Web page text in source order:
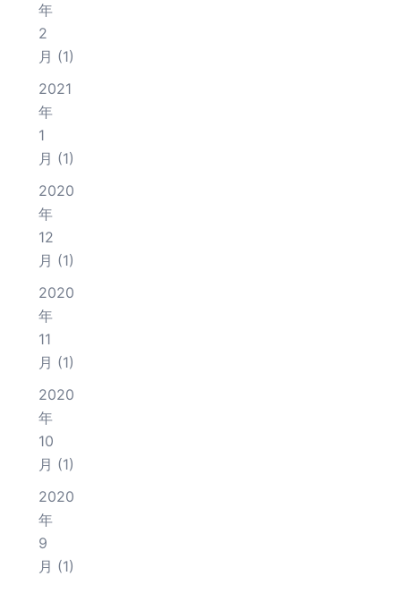
年
2
月 (1)
2021
年
1
月 (1)
2020
年
12
月 (1)
2020
年
11
月 (1)
2020
年
10
月 (1)
2020
年
9
月 (1)